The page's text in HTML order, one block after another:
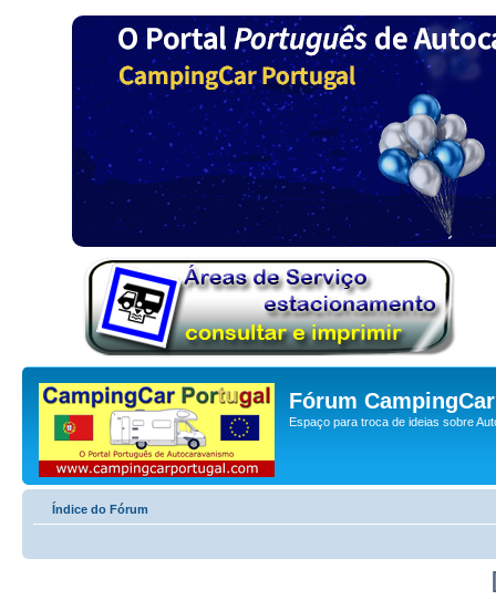
Fórum
Espaço para troca de ideias sobre
Índice do Fórum